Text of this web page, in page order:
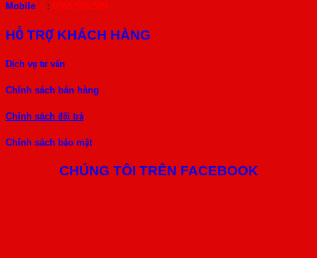
Mobile : 0965.586.589
HỖ TRỢ KHÁCH HÀNG
Dịch vụ tư vấn
Chính sách bán hàng
Chính sách đổi trả
Chính sách bảo mật
CHÚNG TÔI TRÊN FACEBOOK